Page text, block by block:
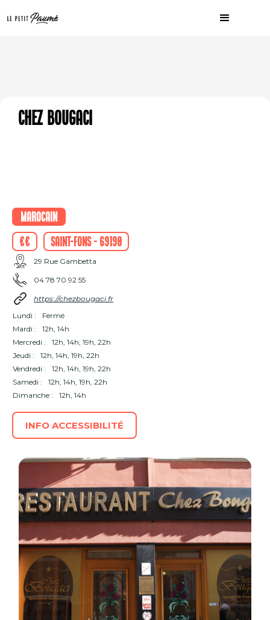
Chez Bougaci
Marocain
€€
Saint-Fons - 69190
29 Rue Gambetta
04 78 70 92 55
https://chezbougaci.fr
Lundi :
Fermé
Mardi :
12h, 14h
Mercredi :
12h, 14h, 19h, 22h
Jeudi :
12h, 14h, 19h, 22h
Vendredi :
12h, 14h, 19h, 22h
Samedi :
12h, 14h, 19h, 22h
Dimanche :
12h, 14h
INFO ACCESSIBILITÉ